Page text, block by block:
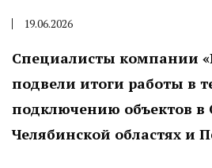
19.06.2026
Специалисты компании
подвели итоги работы в
подключению объектов в
Челябинской областях и